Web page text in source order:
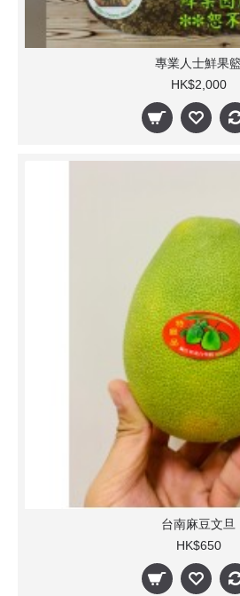
專業人士鮮果籃
HK$2,000
台南麻豆文旦
HK$650